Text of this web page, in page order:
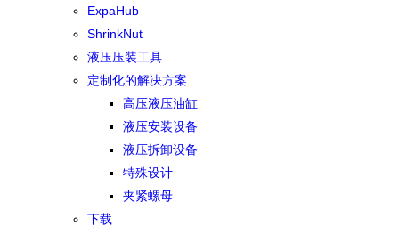
ExpaHub
ShrinkNut
液压压装工具
定制化的解决方案
高压液压油缸
液压安装设备
液压拆卸设备
特殊设计
夹紧螺母
下载